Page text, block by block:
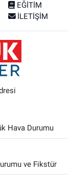
EĞİTİM
İLETİŞİM
Hava Durumu
ve Fikstür